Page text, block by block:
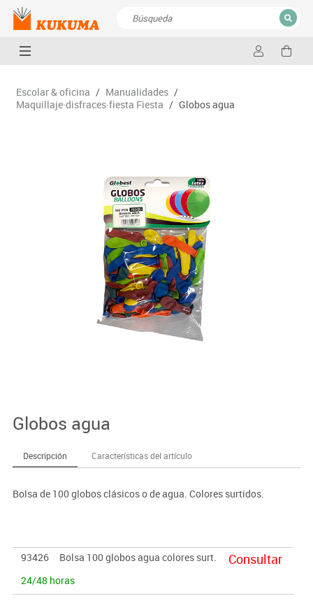
CERRAR
Escolar & oficina / Manualidades /
Maquillaje·disfraces·fiesta Fiesta / Globos agua
Globos agua
Descripción Características del artículo
Bolsa de 100 globos clásicos o de agua. Colores surtidos.
93426
Bolsa 100 globos agua colores surt.
24/48 horas
Consultar